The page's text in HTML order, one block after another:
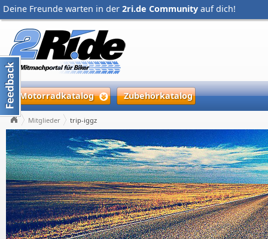
Deine Freunde warten in der 2ri.de Community auf dich!
Motorradkatalog Zubehörkatalog
Mitglieder trip-iggz